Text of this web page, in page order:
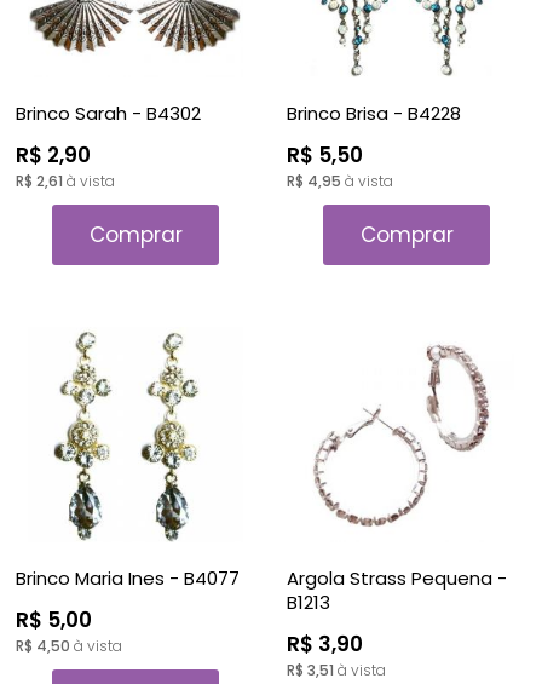
Brinco Sarah - B4302
R$ 2,90
R$ 2,61 à vista
Comprar
Brinco Brisa - B4228
R$ 5,50
R$ 4,95 à vista
Comprar
Brinco Maria Ines - B4077
R$ 5,00
R$ 4,50 à vista
Argola Strass Pequena -
B1213
R$ 3,90
R$ 3,51 à vista